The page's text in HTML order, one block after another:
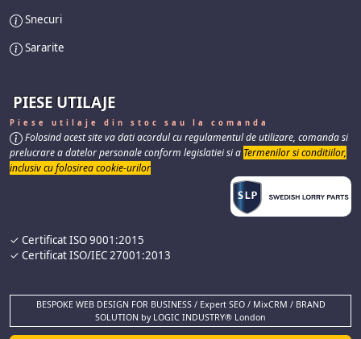
Snecuri
Sararite
PIESE UTILAJE
Piese utilaje din stoc sau la comanda
Folosind acest site va dati acordul cu regulamentul de utilizare, comanda si
prelucrare a datelor personale conform legislatiei si a Termenilor si conditiilor,
inclusiv cu folosirea cookie-urilor
✓ Certificat ISO 9001:2015
✓ Certificat ISO/IEC 27001:2013
BESPOKE WEB DESIGN FOR BUSINESS / Expert SEO / MixCRM / BRAND
SOLUTION by LOGIC INDUSTRY® London